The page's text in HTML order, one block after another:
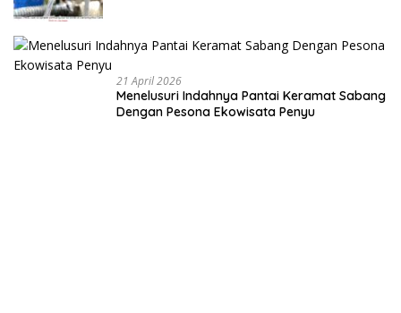
21 April 2026
Menelusuri Indahnya Pantai Keramat Sabang
Dengan Pesona Ekowisata Penyu